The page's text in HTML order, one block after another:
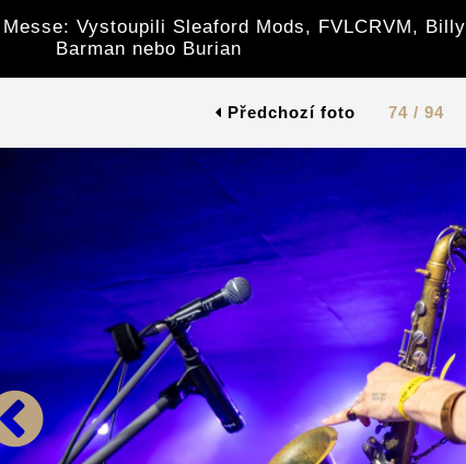
Vystoupili Sleaford Mods, FVLCRVM, Billy
Barman nebo Burian
Předchozí foto 74 / 94